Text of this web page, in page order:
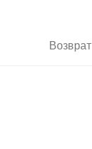
Возврат